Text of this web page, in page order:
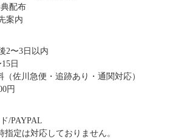
配布
案内
2〜3日以内
日
（佐川急便・追跡あり・通関対応）
円
/PAYPAL
定は対応しておりません。